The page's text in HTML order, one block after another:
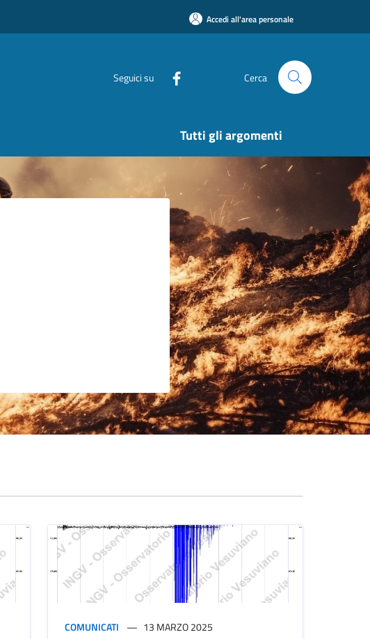
Accedi all'area personale
Seguici su Cerca
Tutti gli argomenti
COMUNICATI 13 MARZO 2025